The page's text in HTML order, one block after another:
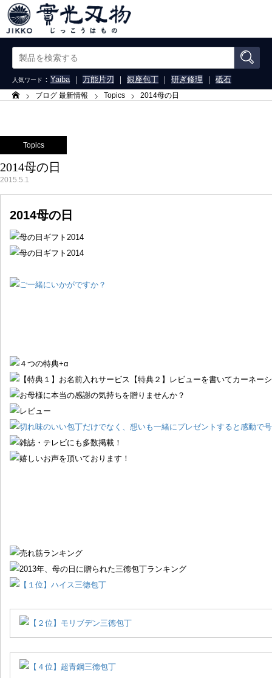
人気ワード ： Yaiba｜ 万能片刃 ｜ 銀座包丁 ｜ 研ぎ修理 ｜ 砥石
ーム ブログ 最新情報 Topics 2014母の日
Topics
2014母の日
2015.5.1
2014母の日